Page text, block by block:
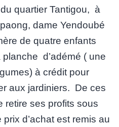
quartier Tantigou, à
dame Yendoubé
de quatre enfants
d’adémé ( une
à crédit pour
aux jardiniers. De ces
retire ses profits sous
d’achat est remis au